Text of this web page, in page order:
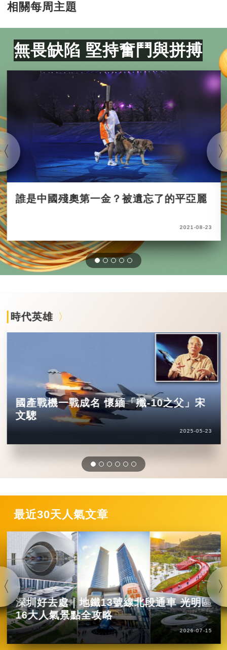
相關每周主題
無畏缺陷 堅持奮鬥與拼搏
誰是中國殘奧第一金？被遺忘了的平亞麗
2021-08-23
時代英雄
國產戰機一戰成名 懷緬「殲-10之父」宋
文驄
2025-05-23
最近30天人氣文章
深圳好去處｜地鐵13號線北段通車 光明區
16大人氣景點全攻略
2026-07-15